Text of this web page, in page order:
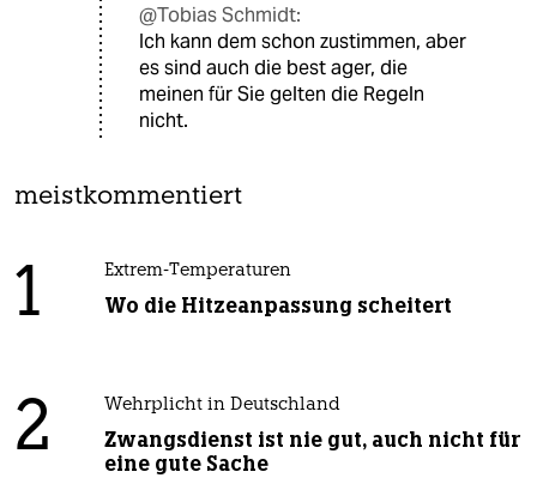
@Tobias Schmidt:
Ich kann dem schon zustimmen, aber
es sind auch die best ager, die
meinen für Sie gelten die Regeln
nicht.
meistkommentiert
1 Extrem-Temperaturen
Wo die Hitzeanpassung scheitert
2 Wehrplicht in Deutschland
Zwangsdienst ist nie gut, auch nicht für
eine gute Sache